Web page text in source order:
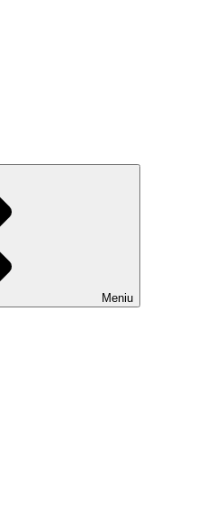
Meniu